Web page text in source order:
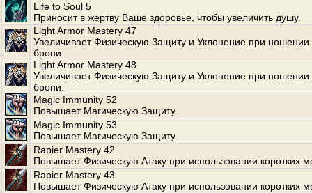
Life to Soul 5
Приносит в жертву Ваше здоровье, чтобы увеличить душу.
Light Armor Mastery 47
Увеличивает Физическую Защиту и Уклонение при ношении
брони.
Light Armor Mastery 48
Увеличивает Физическую Защиту и Уклонение при ношении
брони.
Magic Immunity 52
Повышает Магическую Защиту.
Magic Immunity 53
Повышает Магическую Защиту.
Rapier Mastery 42
Повышает Физическую Атаку при использовании коротких
Rapier Mastery 43
Повышает Физическую Атаку при использовании коротких